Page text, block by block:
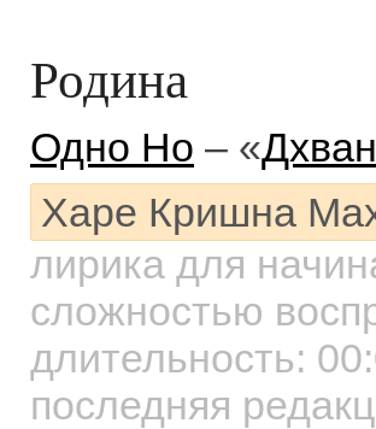
Родина
Одно Но – «
Харе Кришна
лирика для
сложностью
длительность:
последняя